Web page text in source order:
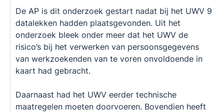
De AP is dit onderzoek gestart nadat bij het UWV 9
datalekken hadden plaatsgevonden. Uit het
onderzoek bleek onder meer dat het UWV de
risico’s bij het verwerken van persoonsgegevens
van werkzoekenden van te voren onvoldoende in
kaart had gebracht.
Daarnaast had het UWV eerder technische
maatregelen moeten doorvoeren. Bovendien heeft